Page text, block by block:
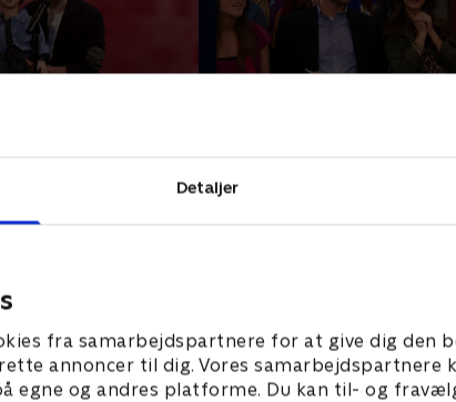
Detaljer
fra samarbejdspartnere for at give dig den
annoncer til dig. Vores samarbejdspartnere
egne og andres platforme. Du kan til- og
til audition igen for
pladser.
fanget inde i Becks